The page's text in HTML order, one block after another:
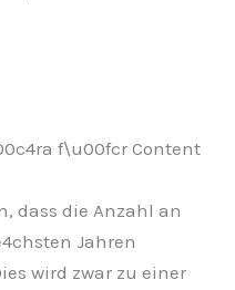
f\u00fcr Content
dass die Anzahl an
Jahren
wird zwar zu einer